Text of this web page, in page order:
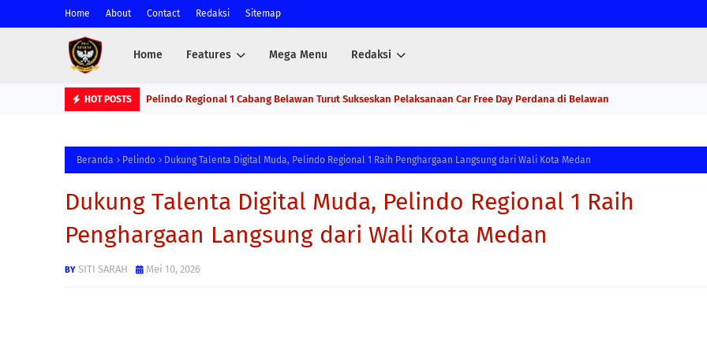
Home About Contact Redaksi Sitemap
Home Features Mega Menu Redaksi
HOT POSTS Pelindo Regional 1 Cabang Belawan Turut Sukseskan Pelaksanaan Car Free Day Perdana di Belawan
Beranda Pelindo Dukung Talenta Digital Muda, Pelindo Regional 1 Raih Penghargaan Langsung dari Wali Kota Medan
Dukung Talenta Digital Muda, Pelindo Regional 1 Raih
Penghargaan Langsung dari Wali Kota Medan
SITI SARAH Mei 10, 2026